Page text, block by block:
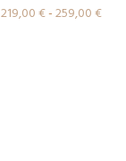
219,00 €- 259,00 €